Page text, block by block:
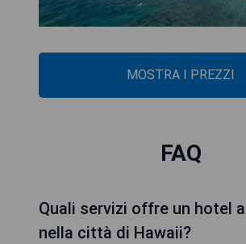
MOSTRA I PREZZI
FAQ
Quali servizi offre un hotel
nella città di Hawaii?